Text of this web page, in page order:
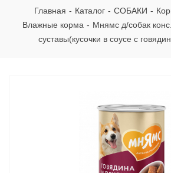
Главная - Каталог - СОБАКИ -
Влажные корма - Мнямс д/собак
суставы(кусочки в соусе с